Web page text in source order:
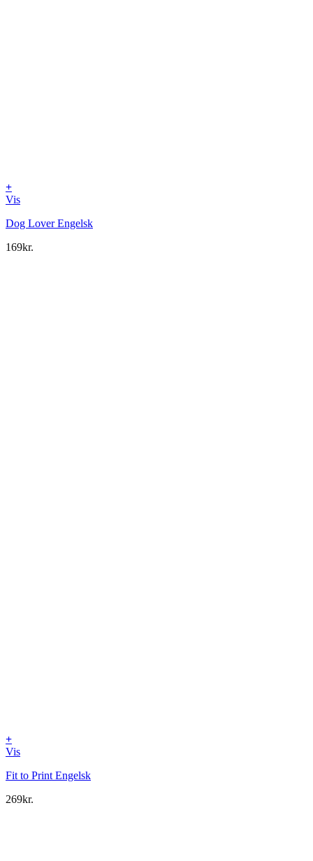
+
Vis
Dog Lover Engelsk
169kr.
+
Vis
Fit to Print Engelsk
269kr.